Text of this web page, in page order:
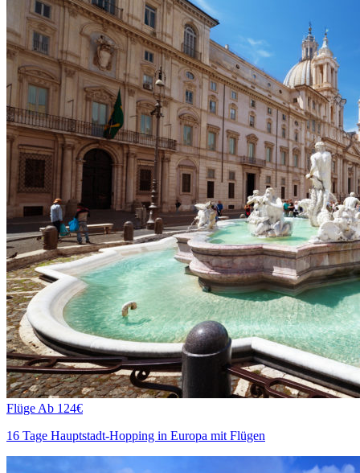
Flüge Ab 124€
16 Tage Hauptstadt-Hopping in Europa mit Flügen